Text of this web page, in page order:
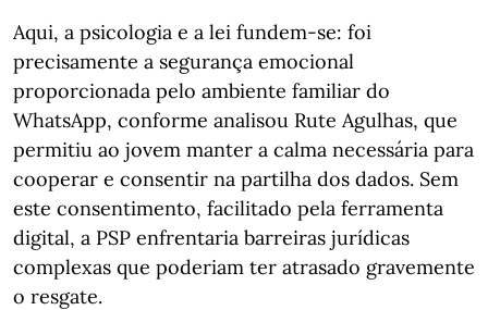
Aqui, a psicologia e a lei fundem-se: foi
precisamente a segurança emocional
proporcionada pelo ambiente familiar do
WhatsApp, conforme analisou Rute Agulhas, que
permitiu ao jovem manter a calma necessária para
cooperar e consentir na partilha dos dados. Sem
este consentimento, facilitado pela ferramenta
digital, a PSP enfrentaria barreiras jurídicas
complexas que poderiam ter atrasado gravemente
o resgate.